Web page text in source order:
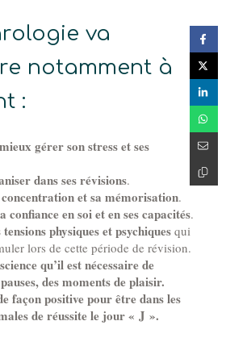
va
notamment à
:
gérer son stress et ses
dans ses révisions.
et sa mémorisation.
confiance en soi et en ses capacités.
physiques et psychiques qui
lors de cette période de révision.
qu’il est nécessaire de
des moments de plaisir.
façon positive pour être dans les
de réussite le jour « J ».